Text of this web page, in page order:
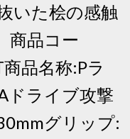
いた桧の感触
商品コー
品名称:Pラ
ドライブ攻撃
グリップ: